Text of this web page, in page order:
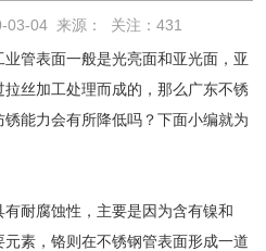
04 来源： 关注： 431
管表面一般是光亮面和亚光面，亚
丝加工处理而成的，那么广东不锈
能力会有所降低吗？下面小编就为
耐腐蚀性，主要是因为含有镍和
素，铬则在不锈钢管表面形成一道